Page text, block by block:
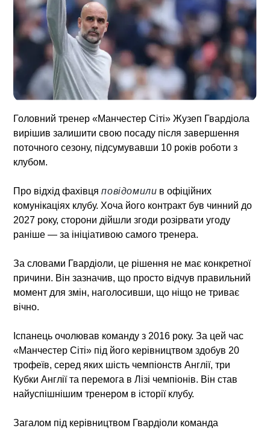
Головний тренер «Манчестер Сіті» Жузеп Гвардіола
вирішив залишити свою посаду після завершення
поточного сезону, підсумувавши 10 років роботи з
клубом.
Про відхід фахівцяповідомили в офіційних
комунікаціях клубу. Хоча його контракт був чинний до
2027 року, сторони дійшли згоди розірвати угоду
раніше — за ініціативою самого тренера.
За словами Гвардіоли, це рішення не має конкретної
причини. Він зазначив, що просто відчув правильний
момент для змін, наголосивши, що ніщо не триває
вічно.
Іспанець очолював команду з 2016 року. За цей час
«Манчестер Сіті» під його керівництвом здобув 20
трофеїв, серед яких шість чемпіонств Англії, три
Кубки Англії та перемога в Лізі чемпіонів. Він став
найуспішнішим тренером в історії клубу.
Загалом під керівництвом Гвардіоли команда